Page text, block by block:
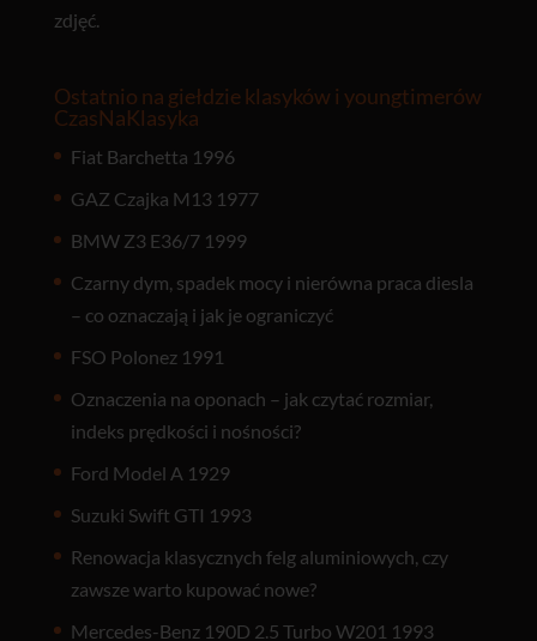
zdjęć.
Ostatnio na giełdzie klasyków i youngtimerów
CzasNaKlasyka
Fiat Barchetta 1996
GAZ Czajka M13 1977
BMW Z3 E36/7 1999
Czarny dym, spadek mocy i nierówna praca diesla
– co oznaczają i jak je ograniczyć
FSO Polonez 1991
Oznaczenia na oponach – jak czytać rozmiar,
indeks prędkości i nośności?
Ford Model A 1929
Suzuki Swift GTI 1993
Renowacja klasycznych felg aluminiowych, czy
zawsze warto kupować nowe?
Mercedes-Benz 190D 2.5 Turbo W201 1993